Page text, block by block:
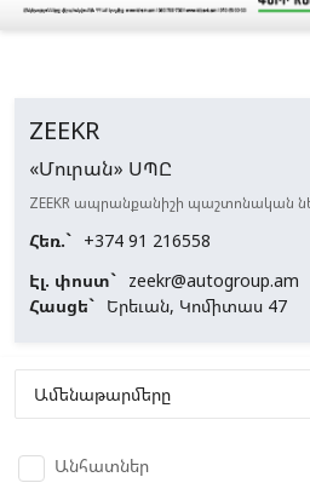
ZEEKR
«Մուրան» ՍՊԸ
ZEEKR ապրանքանիշի պաշտոնական
Հեռ.` +374 91 216558
Էլ. փոստ` zeekr@autogroup.am
Հասցե` Երեւան, Կոմիտաս 47
Անհատներ